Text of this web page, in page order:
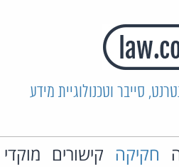
סייבר וטכנולוגיית מידע
חקיקה קישורים